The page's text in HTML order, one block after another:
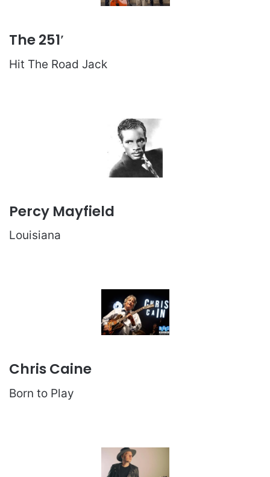
The 251′
Hit The Road Jack
Percy Mayfield
Louisiana
Chris Caine
Born to Play